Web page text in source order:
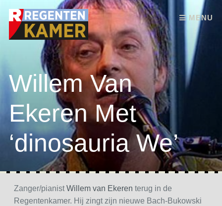
MENU
Skip to content
Willem Van
Ekeren Met
‘dinosauria We’
Zanger/pianist Willem van Ekeren terug in de
Regentenkamer. Hij zingt zijn nieuwe Bach-Bukowski